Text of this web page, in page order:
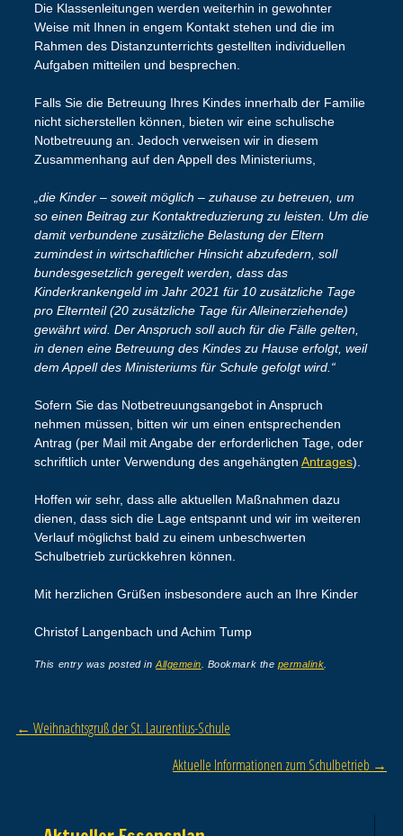
Die Klassenleitungen werden weiterhin in gewohnter
Weise mit Ihnen in engem Kontakt stehen und die im
Rahmen des Distanzunterrichts gestellten individuellen
Aufgaben mitteilen und besprechen.
Falls Sie die Betreuung Ihres Kindes innerhalb der Familie
nicht sicherstellen können, bieten wir eine schulische
Notbetreuung an. Jedoch verweisen wir in diesem
Zusammenhang auf den Appell des Ministeriums,
„die Kinder – soweit möglich – zuhause zu betreuen, um
so einen Beitrag zur Kontaktreduzierung zu leisten. Um die
damit verbundene zusätzliche Belastung der Eltern
zumindest in wirtschaftlicher Hinsicht abzufedern, soll
bundesgesetzlich geregelt werden, dass das
Kinderkrankengeld im Jahr 2021 für 10 zusätzliche Tage
pro Elternteil (20 zusätzliche Tage für Alleinerziehende)
gewährt wird. Der Anspruch soll auch für die Fälle gelten,
in denen eine Betreuung des Kindes zu Hause erfolgt, weil
dem Appell des Ministeriums für Schule gefolgt wird.“
Sofern Sie das Notbetreuungsangebot in Anspruch
nehmen müssen, bitten wir um einen entsprechenden
Antrag (per Mail mit Angabe der erforderlichen Tage, oder
schriftlich unter Verwendung des angehängten Antrages).
Hoffen wir sehr, dass alle aktuellen Maßnahmen dazu
dienen, dass sich die Lage entspannt und wir im weiteren
Verlauf möglichst bald zu einem unbeschwerten
Schulbetrieb zurückkehren können.
Mit herzlichen Grüßen insbesondere auch an Ihre Kinder
Christof Langenbach und Achim Tump
This entry was posted inAllgemein . Bookmark the permalink
Post navigation
← Weihnachtsgruß der St. Laurentius-Schule
Aktuelle Informationen zum Schulbetrieb →